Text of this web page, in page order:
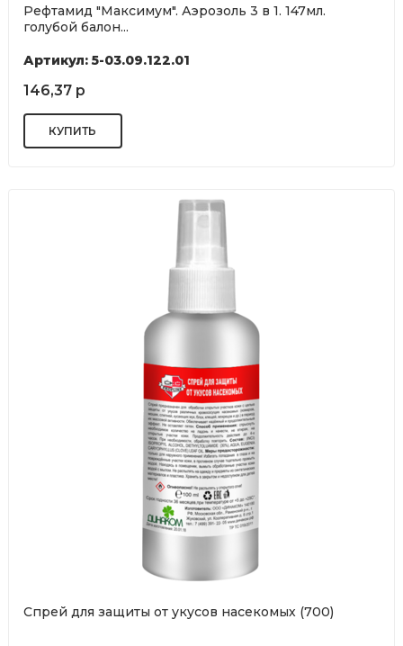
Рефтамид "Максимум". Аэрозоль 3 в 1. 147мл.
голубой балон...
Артикул: 5-03.09.122.01
146,37 р
Cпрей для защиты от укусов насекомых (700)